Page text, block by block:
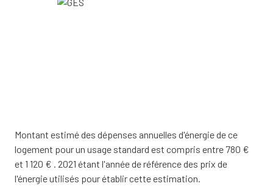
Montant estimé des dépenses annuelles d'énergie de ce
logement pour un usage standard est compris entre 780 €
et 1 120 € . 2021 étant l'année de référence des prix de
l'énergie utilisés pour établir cette estimation.